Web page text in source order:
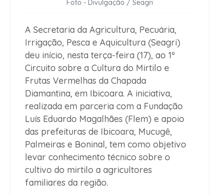
Foto - Divulgação / Seagri
A Secretaria da Agricultura, Pecuária,
Irrigação, Pesca e Aquicultura (Seagri)
deu início, nesta terça-feira (17), ao 1º
Circuito sobre a Cultura do Mirtilo e
Frutas Vermelhas da Chapada
Diamantina, em Ibicoara. A iniciativa,
realizada em parceria com a Fundação
Luís Eduardo Magalhães (Flem) e apoio
das prefeituras de Ibicoara, Mucugê,
Palmeiras e Boninal, tem como objetivo
levar conhecimento técnico sobre o
cultivo do mirtilo a agricultores
familiares da região.